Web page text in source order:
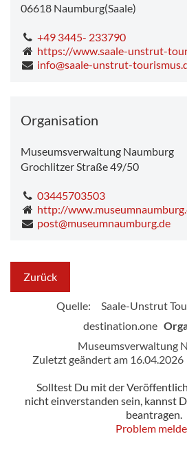
06618 Naumburg(Saale)
+49 3445- 233790
https://www.saale-unstrut-
info@saale-unstrut-
Organisation
Museumsverwaltung Naumburg
Grochlitzer Straße 49/50
03445703503
http://
post@museumnaumburg.de
Zurück
Quelle:
Saale-Unstrut
destination.one
Museumsverwaltung
Zuletzt geändert am 16.04.2026
Solltest Du mit der
nicht einverstanden sein, kannst
beantragen.
Problem